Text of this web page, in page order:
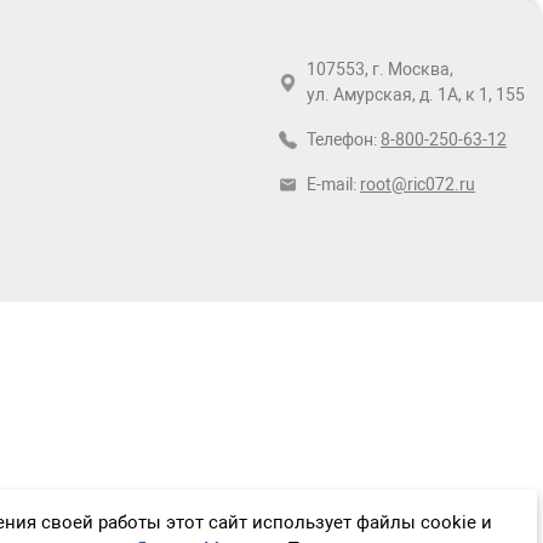
107553, г. Москва,
ул. Амурская, д. 1А, к 1, 155
Телефон: 8-800-250-63-12
E-mail: root@ric072.ru
своей работы этот сайт использует файлы cookie и